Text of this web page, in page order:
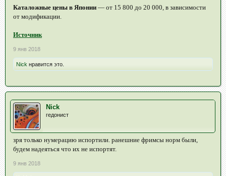
Каталожные цены в Японии — от 15 800 до 20 000, в зависимости
от модификации.
Источник
9 янв 2018
Nick нравится это.
Nick
гедонист
зря только нумерацию испортили. ранешние фримсы норм были,
будем надеяться что их не испортят.
9 янв 2018